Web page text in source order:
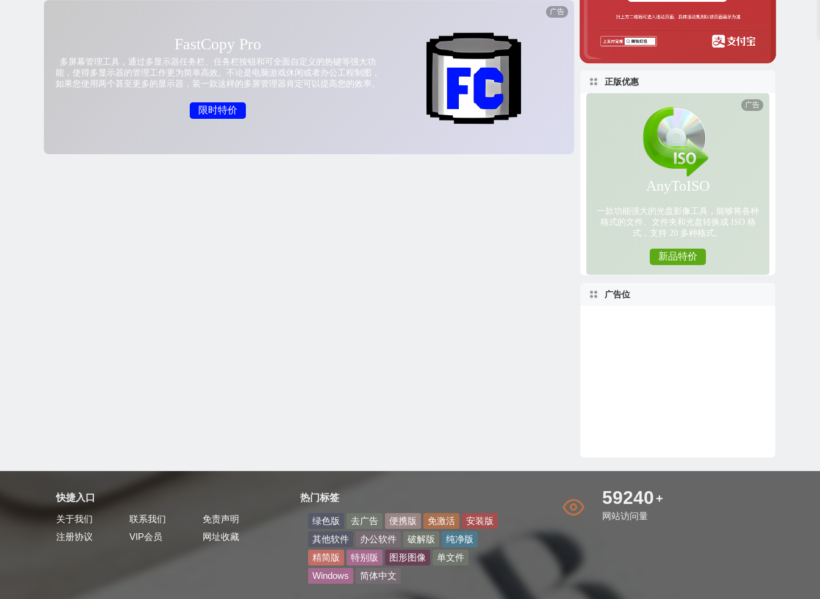
正版优惠
广告位
快捷入口
关于我们 联系我们
免责声明
注册协议
VIP会员 网址收藏
热门标签
绿色版 去广告 便携版 免激活
安装版
其他软件
办公软件 破解版
纯净版
精简版
特别版 图形图像
单文件
Windows
简体中文
67120 +
网站访问量